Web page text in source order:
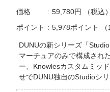
お客様
ご利用ガ
よくある
価格 59,780円
（税込）
ポイント
5,978ポイント （
DUNUの新シリーズ「
マーチュアのみで構成され
ー、Knowlesカスタムミッ
せでDUNU独自のStudio